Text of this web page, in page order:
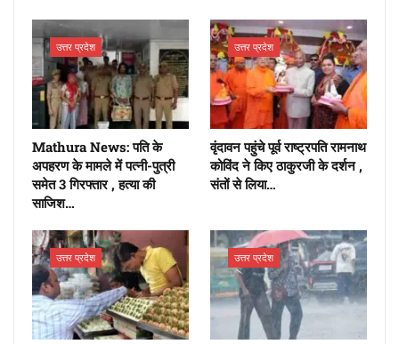
उत्तर प्रदेश
Mathura News: पति के
अपहरण के मामले में पत्नी-पुत्री
समेत 3 गिरफ्तार , हत्या की
साजिश…
उत्तर प्रदेश
वृंदावन पहुंचे पूर्व राष्ट्रपति रामनाथ
कोविंद ने किए ठाकुरजी के दर्शन ,
संतों से लिया…
उत्तर प्रदेश उत्तर प्रदेश